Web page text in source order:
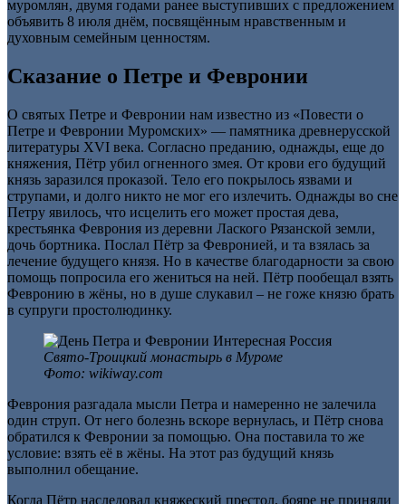
муромлян, двумя годами ранее выступивших с предложением
объявить 8 июля днём, посвящённым нравственным и
духовным семейным ценностям.
Сказание о Петре и Февронии
О святых Петре и Февронии нам известно из «Повести о
Петре и Февронии Муромских» — памятника древнерусской
литературы XVI века. Согласно преданию, однажды, еще до
княжения, Пётр убил огненного змея. От крови его будущий
князь заразился проказой. Тело его покрылось язвами и
струпами, и долго никто не мог его излечить. Однажды во сне
Петру явилось, что исцелить его может простая дева,
крестьянка Феврония из деревни Лаского Рязанской земли,
дочь бортника. Послал Пётр за Февронией, и та взялась за
лечение будущего князя. Но в качестве благодарности за свою
помощь попросила его жениться на ней. Пётр пообещал взять
Февронию в жёны, но в душе слукавил – не гоже князю брать
в супруги простолюдинку.
Свято-Троицкий монастырь в Муроме
Фото: wikiway.com
Феврония разгадала мысли Петра и намеренно не залечила
один струп. От него болезнь вскоре вернулась, и Пётр снова
обратился к Февронии за помощью. Она поставила то же
условие: взять её в жёны. На этот раз будущий князь
выполнил обещание.
Когда Пётр наследовал княжеский престол, бояре не приняли